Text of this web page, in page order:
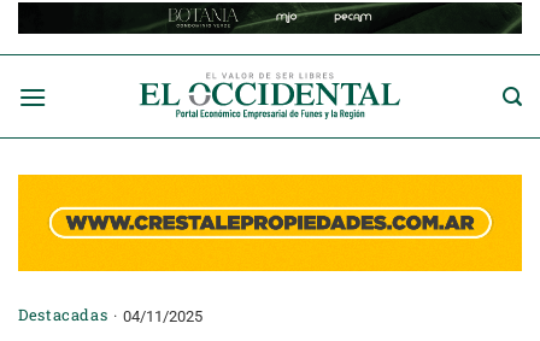
Destacadas 04/11/2025